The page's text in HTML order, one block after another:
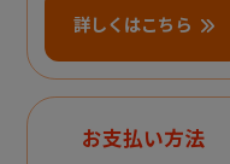
詳しくはこちら
お支払い方法